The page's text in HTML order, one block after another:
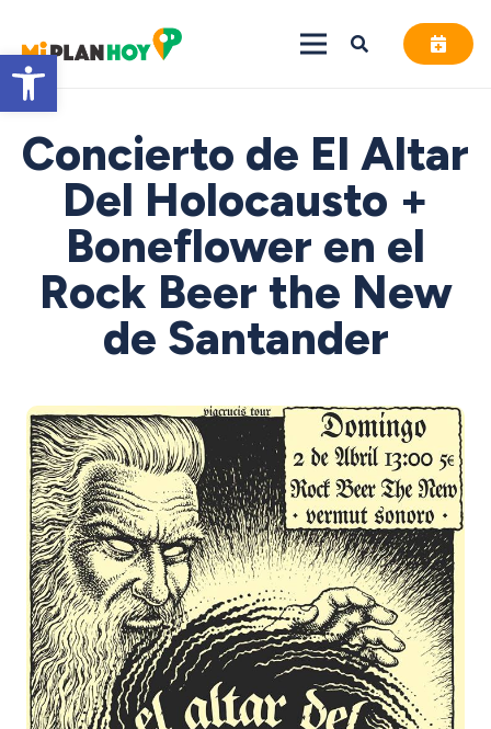
Abrir barra de herramientas
Concierto de El Altar
Del Holocausto +
Boneflower en el
Rock Beer the New
de Santander